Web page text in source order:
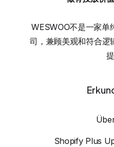
WESWOO不是一家
司，兼顾美观和符合
提
Shopify Plus